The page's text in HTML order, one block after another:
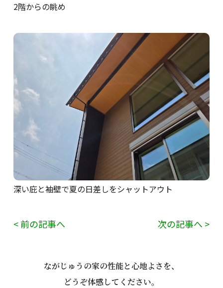
2階からの眺め
深い庇と袖壁で夏の日差しをシャットアウト
< 前の記事へ 次の記事へ >
ながじゅうの家の性能と心地よさを、
どうぞ体感してください。